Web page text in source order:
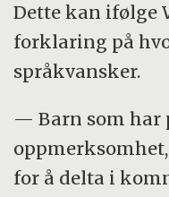
Dette kan ifølge
forklaring på
språkvansker.
— Barn som har
for å delta i